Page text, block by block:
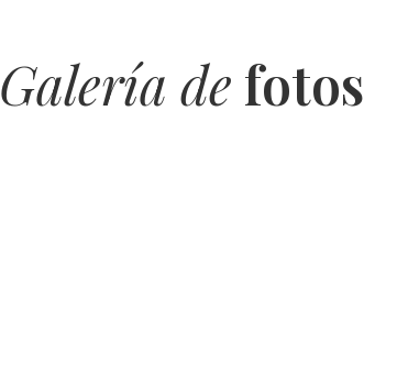
Galería de fotos